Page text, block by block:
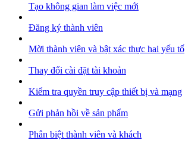
Tạo không gian làm việc mới
Đăng ký thành viên
Mời thành viên và bật xác thực hai yếu tố
Thay đổi cài đặt tài khoản
Kiểm tra quyền truy cập thiết bị và mạng
Gửi phản hồi về sản phẩm
Phân biệt thành viên và khách